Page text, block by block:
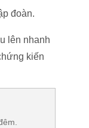
đoàn.
lên nhanh
kiến